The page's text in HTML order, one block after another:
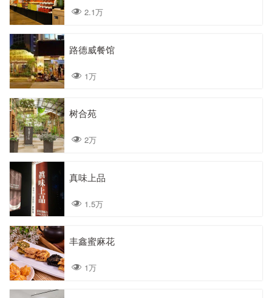
2.1万
路德威餐馆
1万
树合苑
2万
真味上品
1.5万
丰鑫蜜麻花
1万